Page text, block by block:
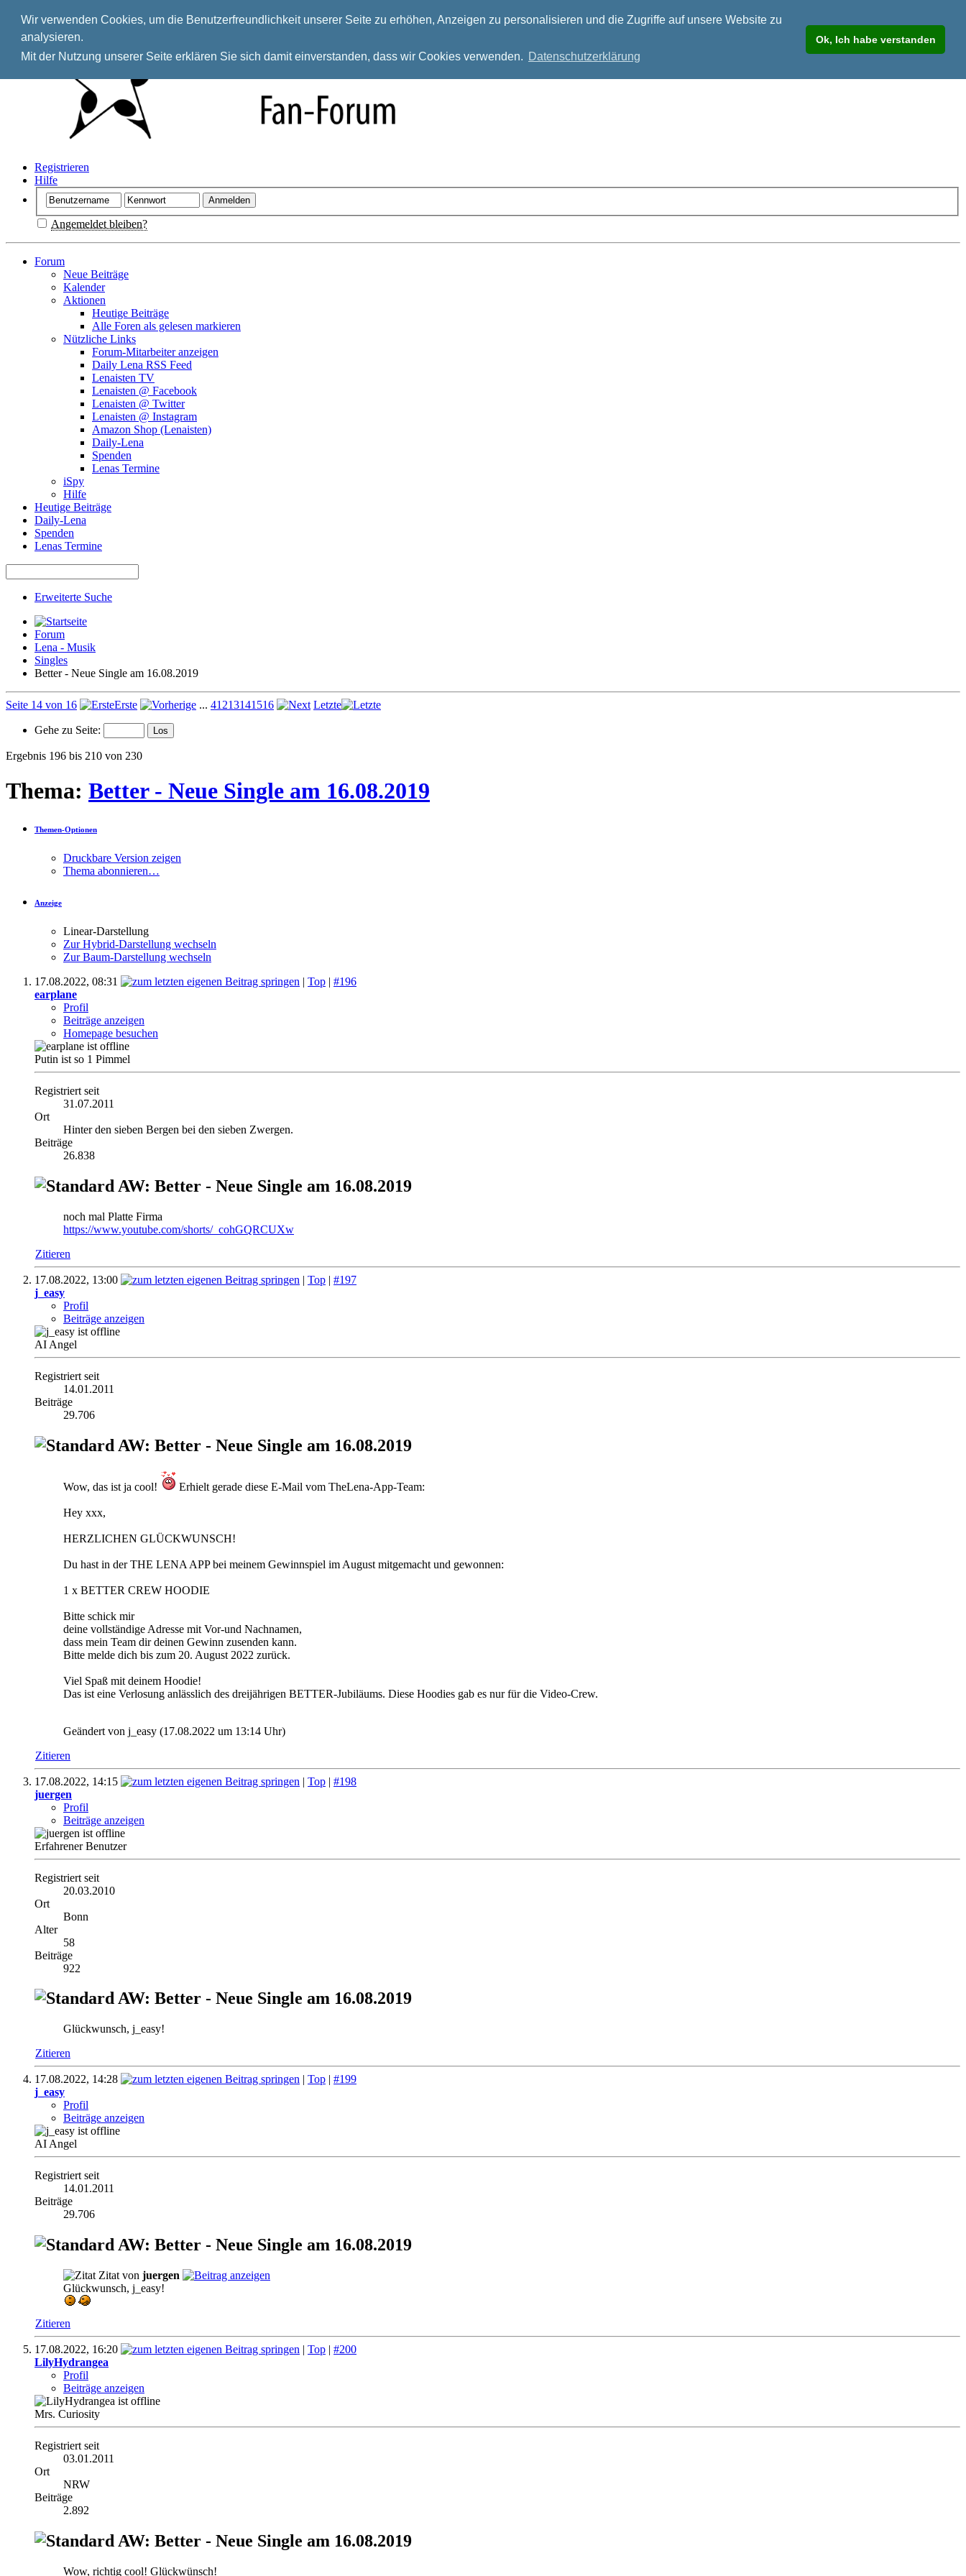
Wir verwenden Cookies, um die Benutzerfreundlichkeit unserer Seite zu erhöhen, Anzeigen zu personalisieren und die Zugriffe auf unsere Website zu
analysieren.
Mit der Nutzung unserer Seite erklären Sie sich damit einverstanden, dass wir Cookies verwenden. Datenschutzerklärung
Ok, Ich habe verstanden
Registrieren
Hilfe
Angemeldet bleiben?
Forum
Neue Beiträge
Kalender
Aktionen
Heutige Beiträge
Alle Foren als gelesen markieren
Nützliche Links
Forum-Mitarbeiter anzeigen
Daily Lena RSS Feed
Lenaisten TV
Lenaisten @ Facebook
Lenaisten @ Twitter
Lenaisten @ Instagram
Amazon Shop (Lenaisten)
Daily-Lena
Spenden
Lenas Termine
iSpy
Hilfe
Heutige Beiträge
Daily-Lena
Spenden
Lenas Termine
Erweiterte Suche
Forum
Lena - Musik
Singles
Better - Neue Single am 16.08.2019
Seite 14 von 16 Erste ... 41213141516 Letzte
Gehe zu Seite:
Ergebnis 196 bis 210 von 230
Thema: Better - Neue Single am 16.08.2019
Themen-Optionen
Druckbare Version zeigen
Thema abonnieren…
Anzeige
Linear-Darstellung
Zur Hybrid-Darstellung wechseln
Zur Baum-Darstellung wechseln
17.08.2022, 08:31 | Top | #196
earplane
Profil
Beiträge anzeigen
Homepage besuchen
Putin ist so 1 Pimmel
Registriert seit
31.07.2011
Ort
Hinter den sieben Bergen bei den sieben Zwergen.
Beiträge
26.838
AW: Better - Neue Single am 16.08.2019
noch mal Platte Firma
https://www.youtube.com/shorts/_cohGQRCUXw
Zitieren
17.08.2022, 13:00 | Top | #197
j_easy
Profil
Beiträge anzeigen
AI Angel
Registriert seit
14.01.2011
Beiträge
29.706
AW: Better - Neue Single am 16.08.2019
Wow, das ist ja cool! Erhielt gerade diese E-Mail vom TheLena-App-Team:
Hey xxx,
HERZLICHEN GLÜCKWUNSCH!
Du hast in der THE LENA APP bei meinem Gewinnspiel im August mitgemacht und gewonnen:
1 x BETTER CREW HOODIE
Bitte schick mir
deine vollständige Adresse mit Vor-und Nachnamen,
dass mein Team dir deinen Gewinn zusenden kann.
Bitte melde dich bis zum 20. August 2022 zurück.
Viel Spaß mit deinem Hoodie!
Das ist eine Verlosung anlässlich des dreijährigen BETTER-Jubiläums. Diese Hoodies gab es nur für die Video-Crew.
Geändert von j_easy (17.08.2022 um 13:14 Uhr)
Zitieren
17.08.2022, 14:15 | Top | #198
juergen
Profil
Beiträge anzeigen
Erfahrener Benutzer
Registriert seit
20.03.2010
Ort
Bonn
Alter
58
Beiträge
922
AW: Better - Neue Single am 16.08.2019
Glückwunsch, j_easy!
Zitieren
17.08.2022, 14:28 | Top | #199
j_easy
Profil
Beiträge anzeigen
AI Angel
Registriert seit
14.01.2011
Beiträge
29.706
AW: Better - Neue Single am 16.08.2019
Zitat von juergen
Glückwunsch, j_easy!
Zitieren
17.08.2022, 16:20 | Top | #200
LilyHydrangea
Profil
Beiträge anzeigen
Mrs. Curiosity
Registriert seit
03.01.2011
Ort
NRW
Beiträge
2.892
AW: Better - Neue Single am 16.08.2019
Wow, richtig cool! Glückwünsch!